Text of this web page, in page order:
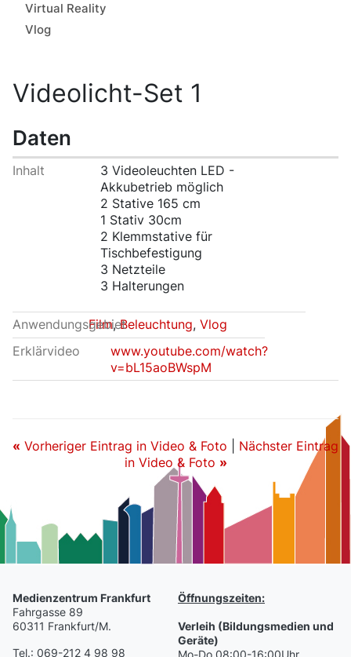
Videolicht-Set 1
Daten
Inhalt
3 Videoleuchten LED -
Akkubetrieb möglich
2 Stative 165 cm
1 Stativ 30cm
2 Klemmstative für
Tischbefestigung
3 Netzteile
3 Halterungen
Anwendungsgebiet
Film,Beleuchtung, Vlog
Erklärvideo
www.youtube.com/watch?
v=bL15aoBWspM
« Vorheriger Eintrag in Video & Foto
Nächster Eintrag
in Video & Foto »
Virtual Reality
Vlog
Medienzentrum Frankfurt
Fahrgasse 89
60311 Frankfurt/M.
Tel.: 069-212 4 98 98
Öffnungszeiten:
Verleih (Bildungsmedien und
Geräte)